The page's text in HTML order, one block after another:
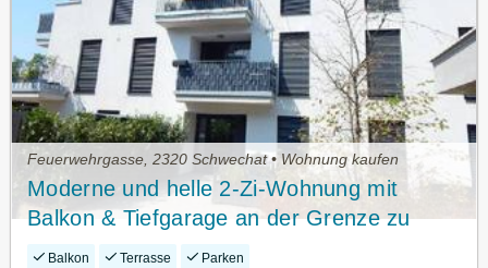
Feuerwehrgasse, 2320 Schwechat • Wohnung kaufen
Moderne und helle 2-Zi-Wohnung mit
Balkon & Tiefgarage an der Grenze zu
Wien
Balkon Terrasse Parken